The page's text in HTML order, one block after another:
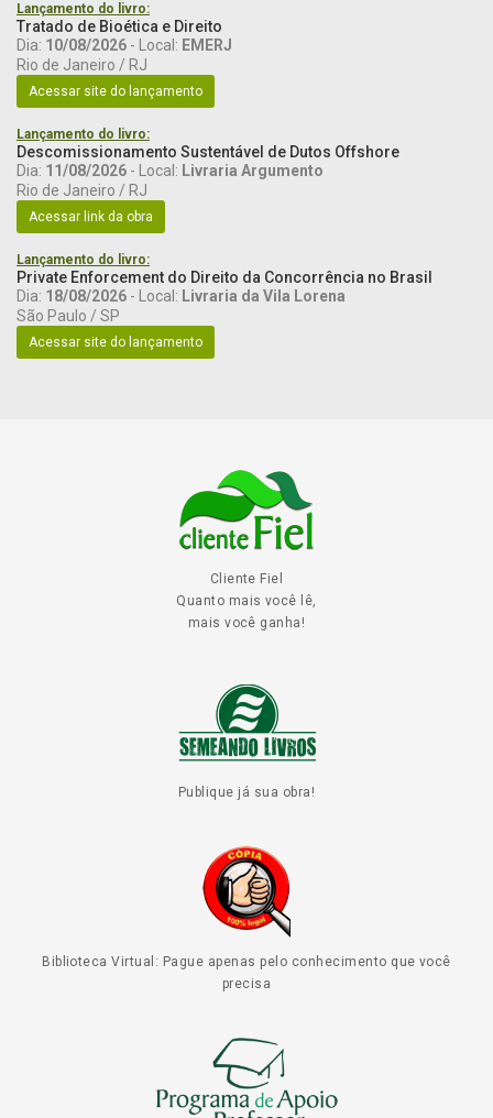
Lançamento do livro:
Tratado de Bioética e Direito
Dia: 10/08/2026 - Local: EMERJ
Rio de Janeiro / RJ
Acessar site do lançamento
Lançamento do livro:
Descomissionamento Sustentável de Dutos Offshore
Dia: 11/08/2026 - Local: Livraria Argumento
Rio de Janeiro / RJ
Acessar link da obra
Lançamento do livro:
Private Enforcement do Direito da Concorrência no Brasil
Dia: 18/08/2026 - Local: Livraria da Vila Lorena
São Paulo / SP
Acessar site do lançamento
Cliente Fiel
Quanto mais você lê,
mais você ganha!
Publique já sua obra!
Biblioteca Virtual: Pague apenas pelo conhecimento que você
precisa